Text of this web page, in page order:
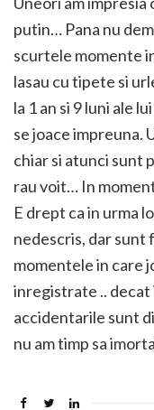
putin… Pana nu
scurtele momente
lasau cu tipete si
la 1 an si 9 luni ale
se joace impreuna.
chiar si atunci sunt
rau voit… In
E drept ca in urma
nedescris, dar sunt
momentele in care
inregistrate .. decat
accidentarile sunt
nu am timp sa